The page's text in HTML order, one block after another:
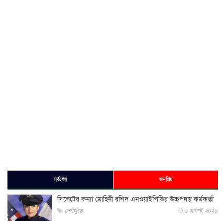
সর্বশেষ জনপ্রিয়
সিলেটের কন্যা মোহিনী রশিদ এনওয়াইপিডির উচ্চপদস্থ কর্মকর্তা
দেশজুড়ে ৬ আগস্ট, ২০২৬